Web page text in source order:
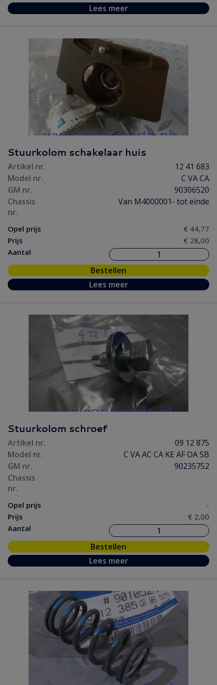
Lees meer
Stuurkolom schakelaar huis
Artikel nr.
12 41 683
Model nr.
C VA CA
GM nr.
90306520
Chassis
nr.
Van M4000001- tot einde
Opel prijs
€ 44,77
Prijs
€ 28,00
Aantal
Bestellen
Lees meer
Stuurkolom schroef
Artikel nr.
09 12 875
Model nr.
C VA AC CA KE AF OA SB
GM nr.
90235752
Chassis
nr.
Opel prijs
-
Prijs
€ 2,00
Aantal
Bestellen
Lees meer